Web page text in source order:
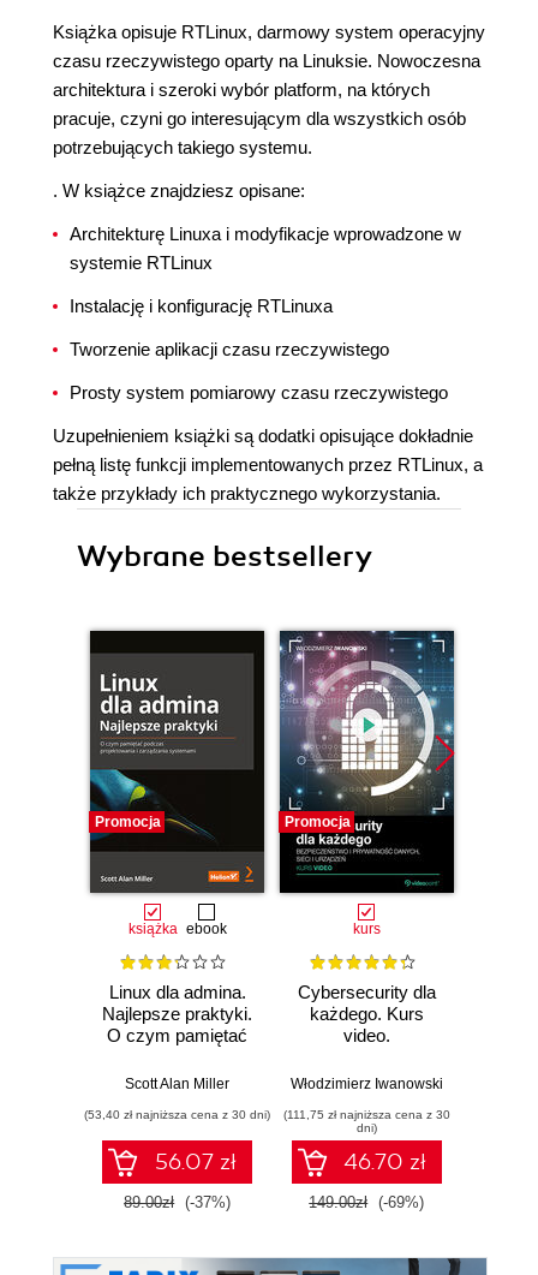
Książka opisuje RTLinux, darmowy system operacyjny
czasu rzeczywistego oparty na Linuksie. Nowoczesna
architektura i szeroki wybór platform, na których
pracuje, czyni go interesującym dla wszystkich osób
potrzebujących takiego systemu.
. W książce znajdziesz opisane:
Architekturę Linuxa i modyfikacje wprowadzone w
systemie RTLinux
Instalację i konfigurację RTLinuxa
Tworzenie aplikacji czasu rzeczywistego
Prosty system pomiarowy czasu rzeczywistego
Uzupełnieniem książki są dodatki opisujące dokładnie
pełną listę funkcji implementowanych przez RTLinux, a
także przykłady ich praktycznego wykorzystania.
Wybrane bestsellery
Promocja
książka ebook
Linux dla admina.
Najlepsze praktyki.
O czym pamiętać
projektowania i
systemami
Scott Alan Miller
(53,40 zł najniższa cena z 30 dni)
56.07 zł
89.00zł (-37%)
Promocja
kurs
Cybersecurity dla
każdego. Kurs
video.
prywatność
urządzeń
Włodzimierz Iwanowski
(111,75 zł najniższa cena z 30
dni)
46.70 zł
149.00zł (-69%)